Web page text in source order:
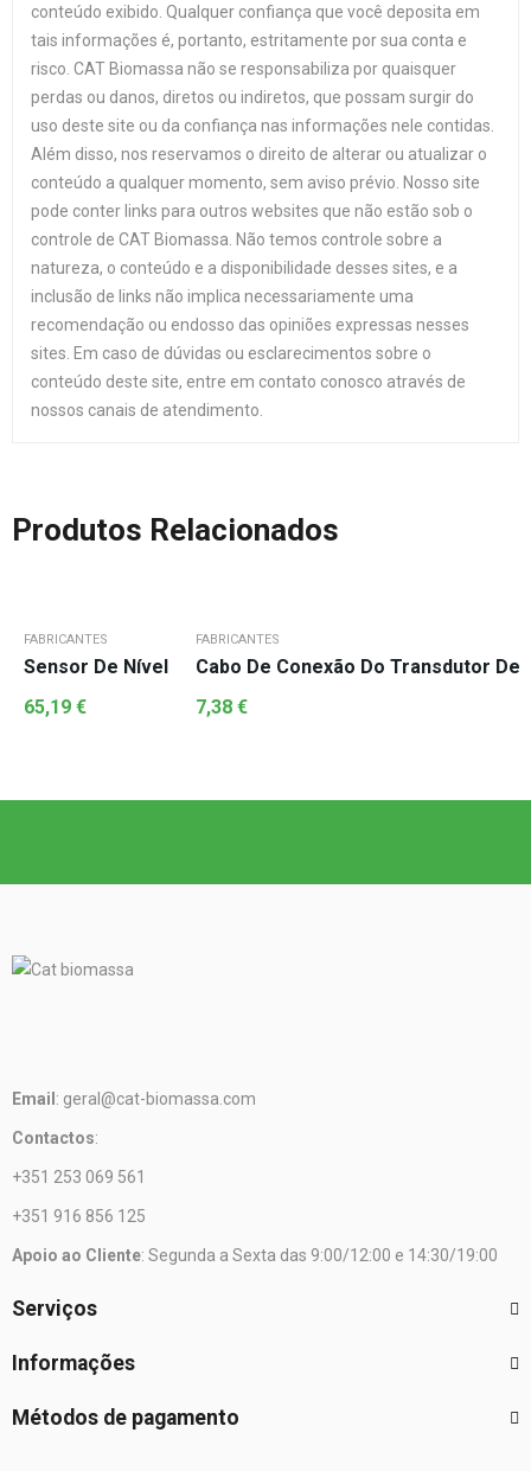
conteúdo exibido. Qualquer confiança que você deposita em
tais informações é, portanto, estritamente por sua conta e
risco. CAT Biomassa não se responsabiliza por quaisquer
perdas ou danos, diretos ou indiretos, que possam surgir do
uso deste site ou da confiança nas informações nele contidas.
Além disso, nos reservamos o direito de alterar ou atualizar o
conteúdo a qualquer momento, sem aviso prévio. Nosso site
pode conter links para outros websites que não estão sob o
controle de CAT Biomassa. Não temos controle sobre a
natureza, o conteúdo e a disponibilidade desses sites, e a
inclusão de links não implica necessariamente uma
recomendação ou endosso das opiniões expressas nesses
sites. Em caso de dúvidas ou esclarecimentos sobre o
conteúdo deste site, entre em contato conosco através de
nossos canais de atendimento.
Produtos Relacionados
FABRICANTES
Sensor De Nível
65,19 €
FABRICANTES
Cabo De Conexão Do Transdutor De
7,38 €
Email : geral@cat-biomassa.com
Contactos:
+351 253 069 561
+351 916 856 125
Apoio ao Cliente: Segunda a Sexta das 9:00/12:00 e 14:30/19:00
Serviços
Informações
Métodos de pagamento